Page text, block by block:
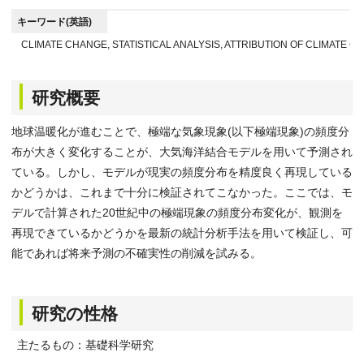
キーワード(英語)
CLIMATE CHANGE, STATISTICAL ANALYSIS, ATTRIBUTION OF CLIMATE
研究概要
地球温暖化が進むことで、極端な気象現象(以下極端現象)の頻度分
布が大きく変化することが、大気海洋結合モデルを用いて予測され
ている。しかし、モデルが現実の頻度分布を精度良く再現している
かどうかは、これまで十分に検証されてこなかった。ここでは、モ
デルで計算された20世紀中の極端現象の頻度分布変化が、観測を
再現できているかどうかを最新の統計分析手法を用いて検証し、可
能であれば将来予測の不確実性の削減を試みる。
研究の性格
主たるもの：基礎科学研究